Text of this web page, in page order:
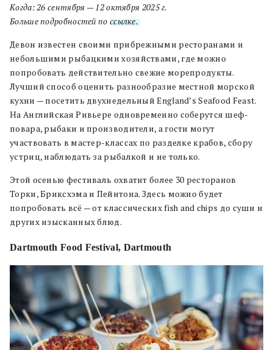
Когда: 26 сентября — 12 октября 2025 г.
Больше подробностей по ссылке.
Девон известен своими прибрежными ресторанами и
небольшими рыбацкими хозяйствами, где можно
попробовать действительно свежие морепродукты.
Лучший способ оценить разнообразие местной морской
кухни — посетить двухнедельный England’s Seafood Feast.
На Английская Ривьере одновременно соберутся шеф-
повара, рыбаки и производители, а гости могут
участвовать в мастер-классах по разделке крабов, сбору
устриц, наблюдать за рыбалкой и не только.
Этой осенью фестиваль охватит более 30 ресторанов
Торки, Бриксхэма и Пейнтона. Здесь можно будет
попробовать всё — от классических fish and chips до суши и
других изысканных блюд.
Dartmouth Food Festival, Dartmouth